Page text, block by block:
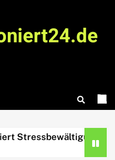
Stressbewältigung?